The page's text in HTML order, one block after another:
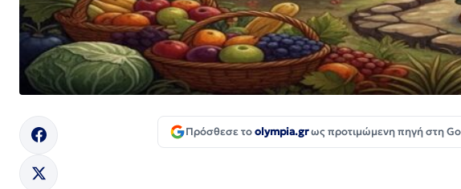
Πρόσθεσε τοolympia.grως προτιμώμενη πηγή στη